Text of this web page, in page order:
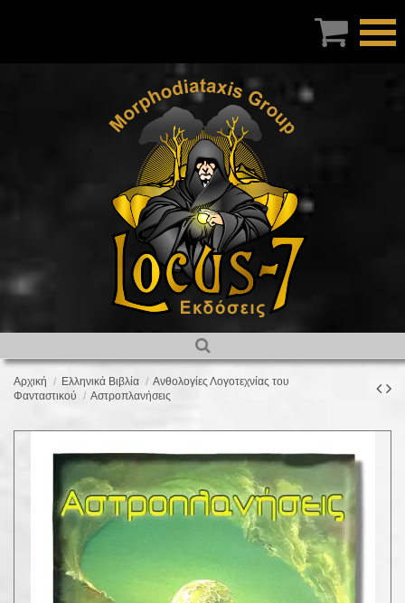
Αρχική Ελληνικά Βιβλία
Ανθολογίες Λογοτεχνίας του
Φανταστικού
Αστροπλανήσεις
